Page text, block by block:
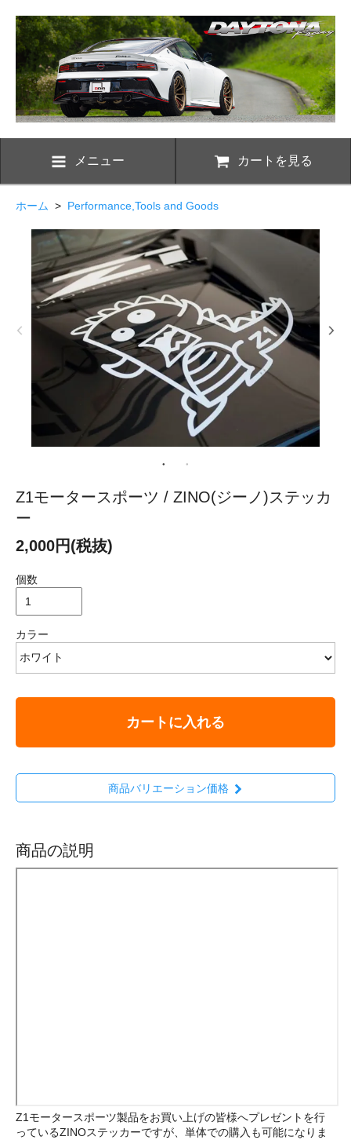
メニュー カートを見る
ホーム > Performance,Tools and Goods
Z1モータースポーツ / ZINO(ジーノ)ステッカ
ー
2,000円(税抜)
個数
カラー
カートに入れる
商品バリエーション価格
商品の説明
Z1モータースポーツ製品をお買い上げの皆様へプレゼントを行
っているZINOステッカーですが、単体での購入も可能になりま